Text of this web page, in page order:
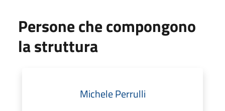
Persone che compongono
la struttura
Michele Perrulli